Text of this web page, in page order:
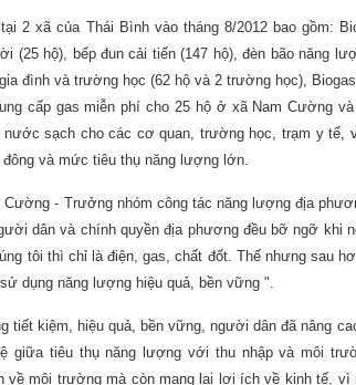
2 xã của Thái Bình vào tháng 8/2012 bao gồm:
(25 hộ), bếp đun cải tiến (147 hộ), đèn bão năng
đình và trường học (62 hộ và 2 trường học),
cấp gas miễn phí cho 25 hộ ở xã Nam Cường
sạch cho các cơ quan, trường học, trạm y tế,
và mức tiêu thụ năng lượng lớn.
- Trưởng nhóm công tác năng lượng địa
dân và chính quyền địa phương đều bỡ ngỡ khi
tôi thì chỉ là điện, gas, chất đốt. Thế nhưng sau
dụng năng lượng hiệu quả, bền vững ".
tiết kiệm, hiệu quả, bền vững, người dân đã nâng
giữa tiêu thụ năng lượng với thu nhập và môi
môi trường mà còn mang lại lợi ích về kinh tế, vì